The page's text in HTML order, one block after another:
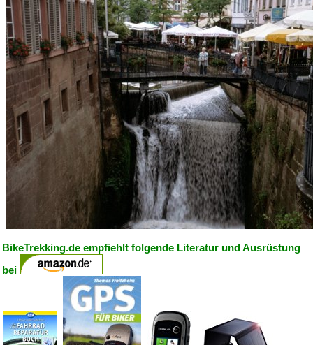
BikeTrekking.de empfiehlt folgende Literatur und Ausrüstung
bei